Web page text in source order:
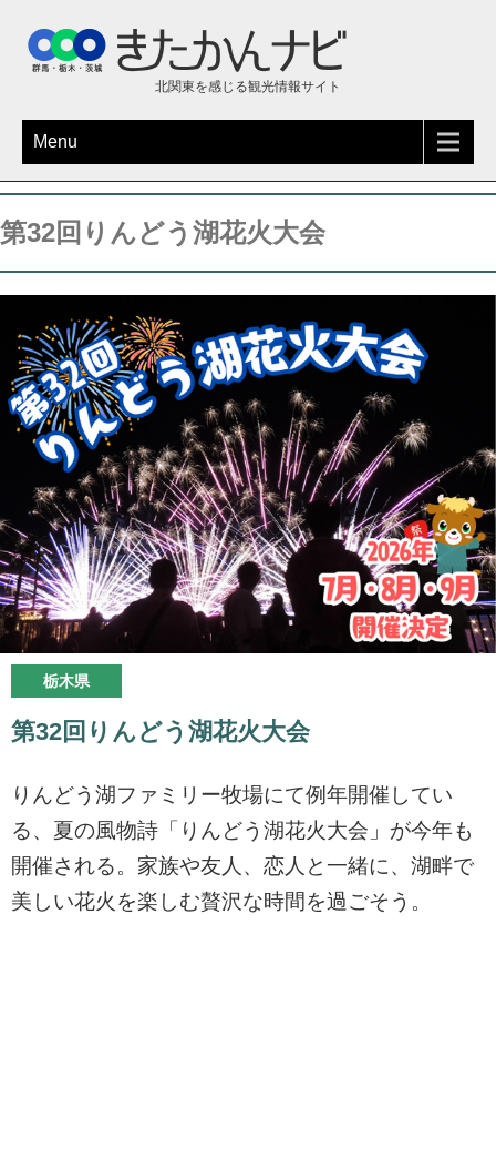
北関東を感じる観光情報サイト
Menu
第32回りんどう湖花火大会
栃木県
第32回りんどう湖花火大会
りんどう湖ファミリー牧場にて例年開催してい
る、夏の風物詩「りんどう湖花火大会」が今年も
開催される。家族や友人、恋人と一緒に、湖畔で
美しい花火を楽しむ贅沢な時間を過ごそう。